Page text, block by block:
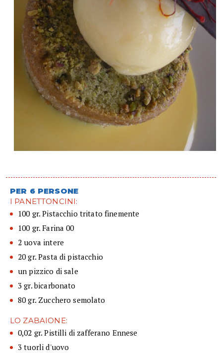
PER 6 PERSONE
I PANETTONCINI:
100 gr. Pistacchio tritato finemente
100 gr. Farina 00
2 uova intere
20 gr. Pasta di pistacchio
un pizzico di sale
3 gr. bicarbonato
80 gr. Zucchero semolato
LO ZABAIONE:
0,02 gr. Pistilli di zafferano Ennese
3 tuorli d'uovo